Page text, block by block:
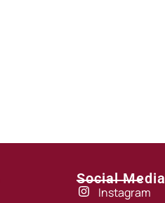
Social Media
Instagram